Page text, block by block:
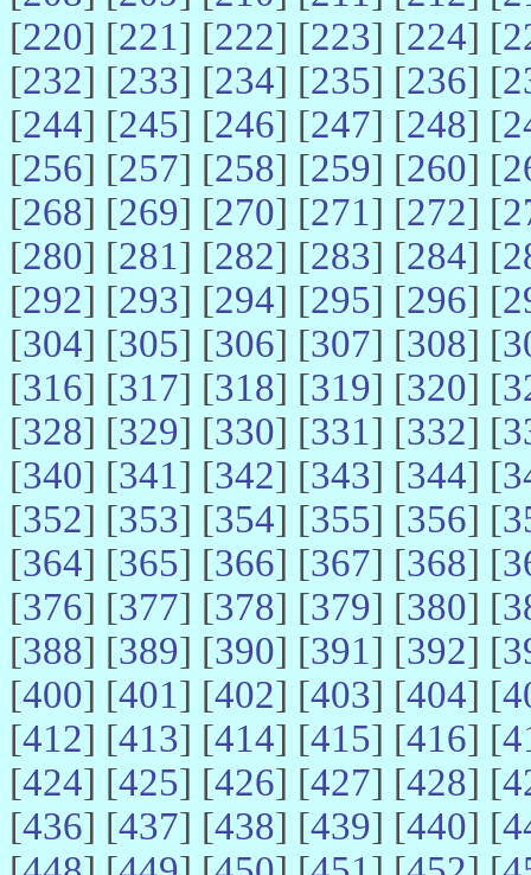
[220] [221] [222] [223] [224] [
[232] [233] [234] [235] [236] [
[244] [245] [246] [247] [248] [
[256] [257] [258] [259] [260] [
[268] [269] [270] [271] [272] [
[280] [281] [282] [283] [284] [
[292] [293] [294] [295] [296] [
[304] [305] [306] [307] [308] [
[316] [317] [318] [319] [320] [
[328] [329] [330] [331] [332] [
[340] [341] [342] [343] [344] [
[352] [353] [354] [355] [356] [
[364] [365] [366] [367] [368] [
[376] [377] [378] [379] [380] [
[388] [389] [390] [391] [392] [
[400] [401] [402] [403] [404] [
[412] [413] [414] [415] [416] [
[424] [425] [426] [427] [428] [
[436] [437] [438] [439] [440] [